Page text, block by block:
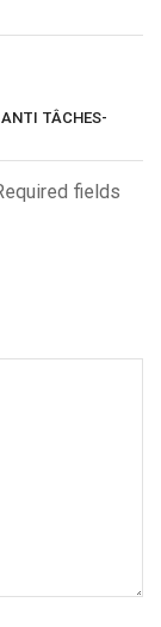
ANTI TÂCHES-
fields